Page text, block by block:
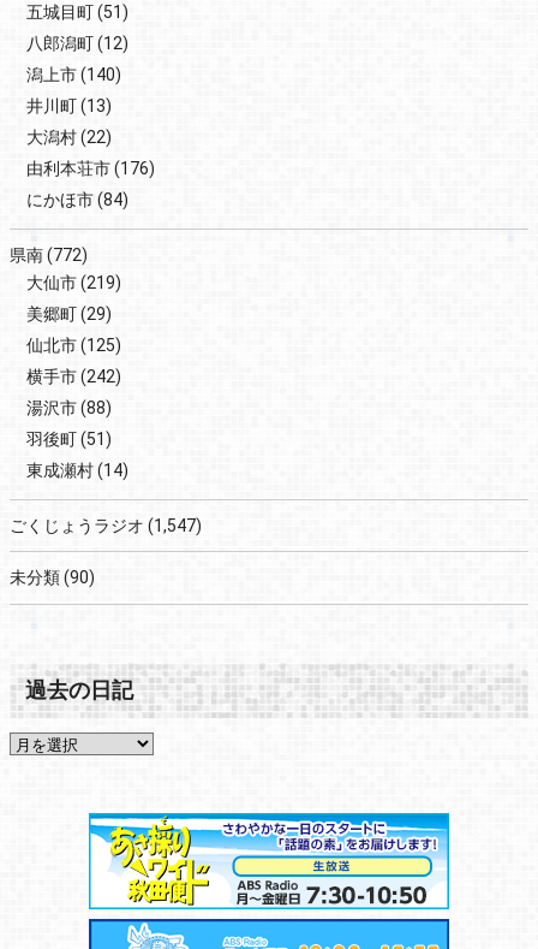
五城目町(51)
八郎潟町(12)
潟上市(140)
井川町(13)
大潟村(22)
由利本荘市(176)
にかほ市(84)
県南(772)
大仙市(219)
美郷町(29)
仙北市(125)
横手市(242)
湯沢市(88)
羽後町(51)
東成瀬村(14)
ごくじょうラジオ (1,547)
未分類(90)
過去の日記